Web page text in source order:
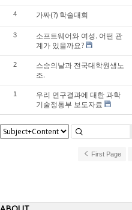
4 가짜(?) 학술대회
3
소프트웨어와 여성. 어떤 관
계가 있을까요?
2
스승의날과 전국대학원생노
조.
1
우리 연구결과에 대한 과학
기술정통부 보도자료
First Page